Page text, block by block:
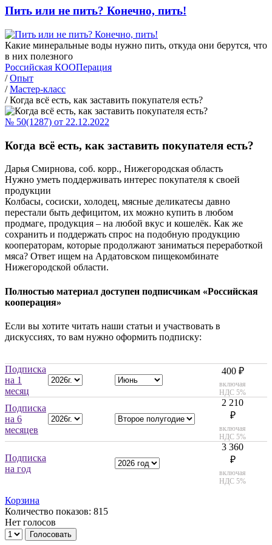
Пить или не пить? Конечно, пить!
Какие минеральные воды нужно пить, откуда они берутся, что
в них полезного
Российская КООПерация
/ Опыт
/ Мастер-класс
/ Когда всё есть, как заставить покупателя есть?
№ 50(1287) от 22.12.2022
Когда всё есть, как заставить покупателя есть?
Дарья Смирнова, соб. корр., Нижегородская область
Нужно уметь поддерживать интерес покупателя к своей
продукции
Колбасы, сосиски, холодец, мясные деликатесы давно
перестали быть дефицитом, их можно купить в любом
продмаге, продукция – на любой вкус и кошелёк. Как же
сохранить и поддержать спрос на подобную продукцию
кооператорам, которые продолжают заниматься переработкой
мяса? Ответ ищем на Ардатовском пищекомбинате
Нижегородской области.
Полностью материал доступен подписчикам «Российская
кооперация»
Если вы хотите читать наши статьи и участвовать в
дискуссиях, то вам нужно оформить подписку:
Подписка
на 1
месяц
400 ₽
включая
НДС 5%
Подписка
на 6
месяцев
2 210
₽
включая
НДС 5%
Подписка
на год
3 360
₽
включая
НДС 5%
Корзина
Количество показов: 815
Нет голосов
Голосовать